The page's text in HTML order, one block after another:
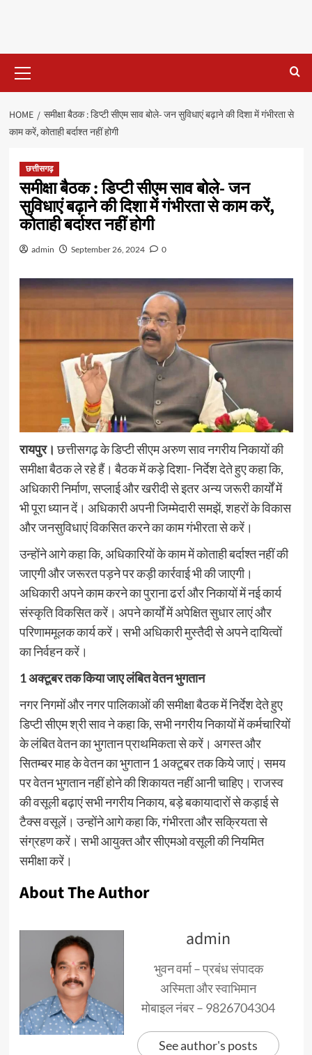
Menu
HOME
समीक्षा बैठक : डिप्टी सीएम साव बोले- जन सुविधाएं बढ़ाने की दिशा में गंभीरता से
काम करें, कोताही बर्दाश्त नहीं होगी
छत्तीसगढ़
समीक्षा बैठक : डिप्टी सीएम साव बोले- जन
सुविधाएं बढ़ाने की दिशा में गंभीरता से काम करें,
कोताही बर्दाश्त नहीं होगी
admin September 26, 2024 0
रायपुर।छत्तीसगढ़ के डिप्टी सीएम अरुण साव नगरीय निकायों की
समीक्षा बैठक ले रहे हैं। बैठक में कड़े दिशा- निर्देश देते हुए कहा कि,
अधिकारी निर्माण, सप्लाई और खरीदी से इतर अन्य जरूरी कार्यों में
भी पूरा ध्यान दें। अधिकारी अपनी जिम्मेदारी समझें, शहरों के विकास
और जनसुविधाएं विकसित करने का काम गंभीरता से करें।
उन्होंने आगे कहा कि, अधिकारियों के काम में कोताही बर्दाश्त नहीं की
जाएगी और जरूरत पड़ने पर कड़ी कार्रवाई भी की जाएगी।
अधिकारी अपने काम करने का पुराना ढर्रा और निकायों में नई कार्य
संस्कृति विकसित करें। अपने कार्यों में अपेक्षित सुधार लाएं और
परिणाममूलक कार्य करें। सभी अधिकारी मुस्तैदी से अपने दायित्वों
का निर्वहन करें।
1 अक्टूबर तक किया जाए लंबित वेतन भुगतान
नगर निगमों और नगर पालिकाओं की समीक्षा बैठक में निर्देश देते हुए
डिप्टी सीएम श्री साव ने कहा कि, सभी नगरीय निकायों में कर्मचारियों
के लंबित वेतन का भुगतान प्राथमिकता से करें। अगस्त और
सितम्बर माह के वेतन का भुगतान 1 अक्टूबर तक किये जाएं। समय
पर वेतन भुगतान नहीं होने की शिकायत नहीं आनी चाहिए। राजस्व
की वसूली बढ़ाएं सभी नगरीय निकाय, बड़े बकायादारों से कड़ाई से
टैक्स वसूलें। उन्होंने आगे कहा कि, गंभीरता और सक्रियता से
संग्रहण करें। सभी आयुक्त और सीएमओ वसूली की नियमित
समीक्षा करें।
About The Author
admin
भुवन वर्मा – प्रबंध संपादक
अस्मिता और स्वाभिमान
मोबाइल नंबर – 9826704304
See author's posts